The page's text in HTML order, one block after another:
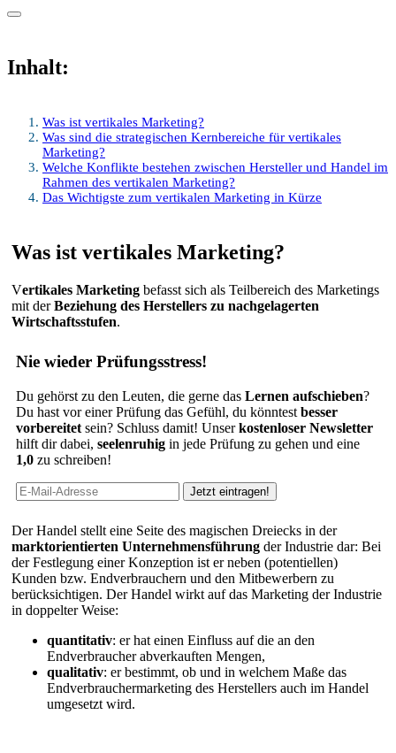
Inhalt:
Was ist vertikales Marketing?
Was sind die strategischen Kernbereiche für vertikales
Marketing?
Welche Konflikte bestehen zwischen Hersteller und Handel im
Rahmen des vertikalen Marketing?
Das Wichtigste zum vertikalen Marketing in Kürze
Was ist vertikales Marketing?
Vertikales Marketing befasst sich als Teilbereich des Marketings
mit derBeziehung des Herstellers zu nachgelagerten
Wirtschaftsstufen.
Nie wieder Prüfungsstress!
Du gehörst zu den Leuten, die gerne das Lernen aufschieben?
Du hast vor einer Prüfung das Gefühl, du könntest besser
vorbereitet sein? Schluss damit! Unserkostenloser Newsletter
hilft dir dabei, seelenruhig in jede Prüfung zu gehen und eine
1,0 zu schreiben!
Der Handel stellt eine Seite des magischen Dreiecks in der
marktorientierten Unternehmensführung der Industrie dar: Bei
der Festlegung einer Konzeption ist er neben (potentiellen)
Kunden bzw. Endverbrauchern und den Mitbewerbern zu
berücksichtigen. Der Handel wirkt auf das Marketing der Industrie
in doppelter Weise:
quantitativ: er hat einen Einfluss auf die an den
Endverbraucher abverkauften Mengen,
qualitativ: er bestimmt, ob und in welchem Maße das
Endverbrauchermarketing des Herstellers auch im Handel
umgesetzt wird.